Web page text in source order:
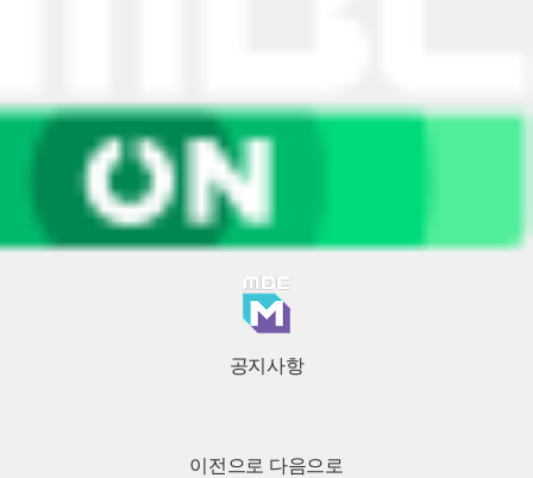
공지사항
이전으로 다음으로